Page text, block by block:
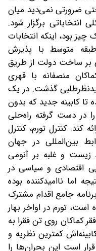
ضرورتی نمی‌دید میان
انتخاباتی برگزار شود.
بود، اینکه انتخابات
طبقه متوسط با پذیرش
بر ساخت دولت از طریق
منصفانه با قهری
گذشت. در یک
کابینه جدید که بدون
در دست گرفته راه‌حلی
کند: کنترل تورم، کنترل
بین‌المللی در جهان
زیست و غلبه بر آنومی
اقتصادی و سیاسی در
اما ناامیدکننده بوده
جامع اقدام مشترک
تورم در اواخر بهار
فقر کماکان روی تن فقرا به‌
کمترین نظریه و
است این بحران‌ها را